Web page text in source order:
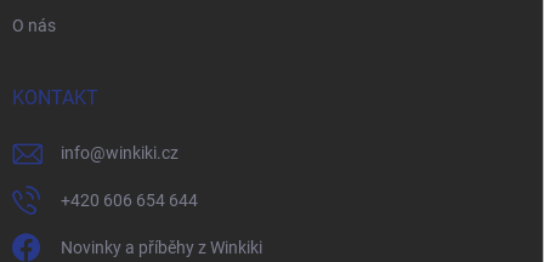
O nás
KONTAKT
info@winkiki.cz
+420 606 654 644
Novinky a příběhy z Winkiki